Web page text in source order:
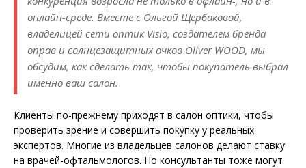
онлайн-среде. Вместе с Ольгой Щербаковой,
владелицей сети оптик Visio, создателем бренда
оправ и солнцезащитных очков Oliver WOOD, мы
обсудим, как сделать так, чтобы покупатель выбрал
именно ваш салон.
Клиенты по-прежнему приходят в салон оптики, чтобы
проверить зрение и совершить покупку у реальных
экспертов. Многие из владельцев салонов делают ставку
на врачей-офтальмологов. Но консультанты тоже могут